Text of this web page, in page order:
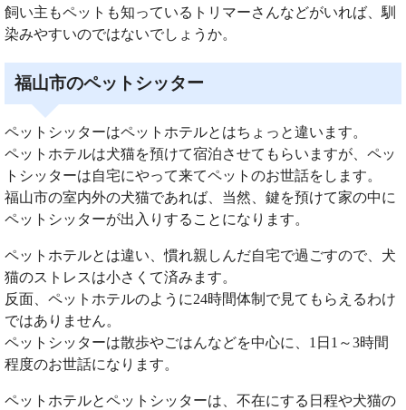
飼い主もペットも知っているトリマーさんなどがいれば、馴
染みやすいのではないでしょうか。
福山市のペットシッター
ペットシッターはペットホテルとはちょっと違います。
ペットホテルは犬猫を預けて宿泊させてもらいますが、ペッ
トシッターは自宅にやって来てペットのお世話をします。
福山市の室内外の犬猫であれば、当然、鍵を預けて家の中に
ペットシッターが出入りすることになります。
ペットホテルとは違い、慣れ親しんだ自宅で過ごすので、犬
猫のストレスは小さくて済みます。
反面、ペットホテルのように24時間体制で見てもらえるわけ
ではありません。
ペットシッターは散歩やごはんなどを中心に、1日1～3時間
程度のお世話になります。
ペットホテルとペットシッターは、不在にする日程や犬猫の